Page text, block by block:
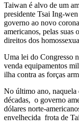
Taiwan é alvo de um
presidente Tsai Ing-
governo ao novo
americanos, pelas suas
direitos dos
Uma lei do Congresso
venda equipamentos
ilha contra as forças
No último ano, naquela
décadas, o governo
dólares norte-
envelhecida frota de